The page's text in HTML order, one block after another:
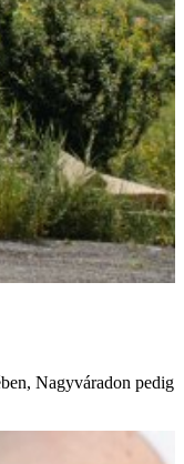
Nagyváradon pedig